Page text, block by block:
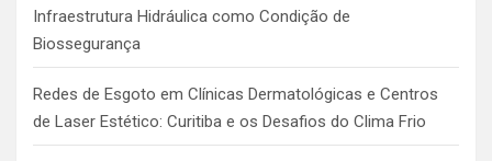
Infraestrutura Hidráulica como Condição de
Biossegurança
Redes de Esgoto em Clínicas Dermatológicas e Centros
de Laser Estético: Curitiba e os Desafios do Clima Frio